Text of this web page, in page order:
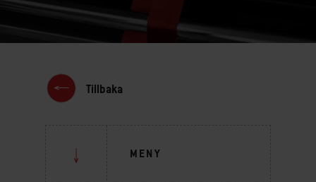
Tillbaka
MENY